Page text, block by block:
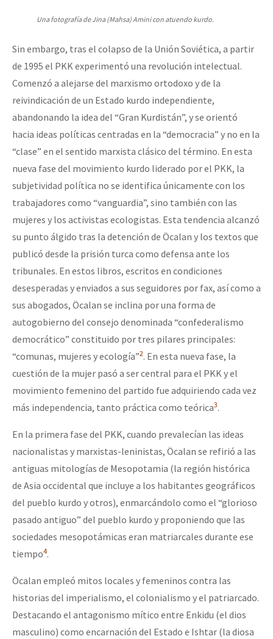
Una fotografía de Jina (Mahsa) Amini con atuendo kurdo.
Sin embargo, tras el colapso de la Unión Soviética, a partir
de 1995 el PKK experimentó una revolución intelectual.
Comenzó a alejarse del marxismo ortodoxo y de la
reivindicación de un Estado kurdo independiente,
abandonando la idea del “Gran Kurdistán”, y se orientó
hacia ideas políticas centradas en la “democracia” y no en la
“clase” en el sentido marxista clásico del término. En esta
nueva fase del movimiento kurdo liderado por el PKK, la
subjetividad política no se identifica únicamente con los
trabajadores como “vanguardia”, sino también con las
mujeres y los activistas ecologistas. Esta tendencia alcanzó
su punto álgido tras la detención de Öcalan y los textos que
publicó desde la prisión turca como defensa ante los
tribunales. En estos libros, escritos en condiciones
desesperadas y enviados a sus seguidores por fax, así como a
sus abogados, Öcalan se inclina por una forma de
autogobierno del consejo denominada “confederalismo
democrático” constituido por tres pilares principales:
“comunas, mujeres y ecología”2. En esta nueva fase, la
cuestión de la mujer pasó a ser central para el PKK y el
movimiento femenino del partido fue adquiriendo cada vez
más independencia, tanto práctica como teórica3.
En la primera fase del PKK, cuando prevalecían las ideas
nacionalistas y marxistas-leninistas, Öcalan se refirió a las
antiguas mitologías de Mesopotamia (la región histórica
de Asia occidental que incluye a los habitantes geográficos
del pueblo kurdo y otros), enmarcándolo como el “glorioso
pasado antiguo” del pueblo kurdo y proponiendo que las
sociedades mesopotámicas eran matriarcales durante ese
tiempo4.
Öcalan empleó mitos locales y femeninos contra las
historias del imperialismo, el colonialismo y el patriarcado.
Destacando el antagonismo mítico entre Enkidu (el dios
masculino) como encarnación del Estado e Ishtar (la diosa